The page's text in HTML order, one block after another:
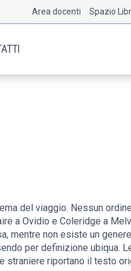
Area docenti Spazio
del viaggio. Nessun
a Ovidio e Coleridge a
mentre non esiste un
per definizione ubiqua.
straniere riportano il testo